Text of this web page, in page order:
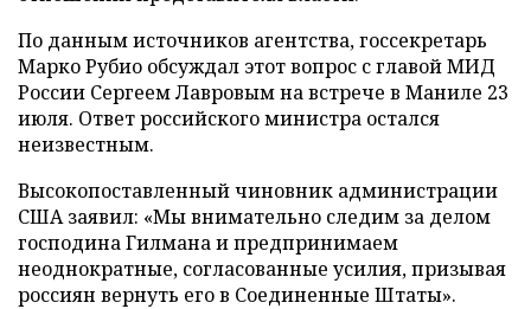
По данным источников агентства, госсекретарь
Марко Рубио обсуждал этот вопрос с главой МИД
России Сергеем Лавровым на встрече в Маниле 23
июля. Ответ российского министра остался
неизвестным.
Высокопоставленный чиновник администрации
США заявил: «Мы внимательно следим за делом
господина Гилмана и предпринимаем
неоднократные, согласованные усилия, призывая
россиян вернуть его в Соединенные Штаты».